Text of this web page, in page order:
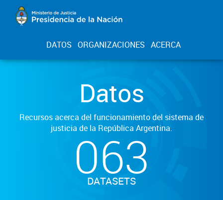
DATOS ORGANIZACIONES ACERCA
Datos
Recursos acerca del funcionamiento del sistema de
justicia de la República Argentina.
063
DATASETS